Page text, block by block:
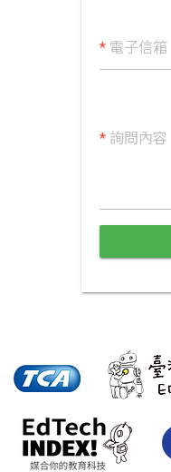
*電子信箱
*詢問內容